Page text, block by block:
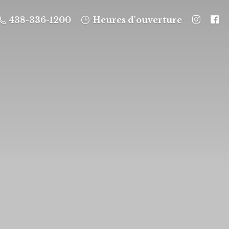
438-336-1200 Heures d'ouverture